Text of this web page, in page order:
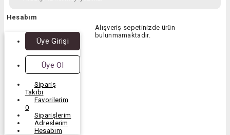
Alışveriş sepetinizde ürün
bulunmamaktadır.
Hesabım
Üye Girişi
Üye Ol
Sipariş
Takibi
Favorilerim
0
Siparişlerim
Adreslerim
Hesabım